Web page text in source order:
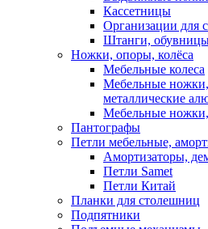
Кассетницы
Организации для
Штанги,
Ножки, опоры, колёса
Мебельные колеса
Мебельные
металлические
Мебельные
Пантографы
Петли мебельные,
Амортизаторы,
Петли Samet
Петли Китай
Планки для столешниц
Подпятники